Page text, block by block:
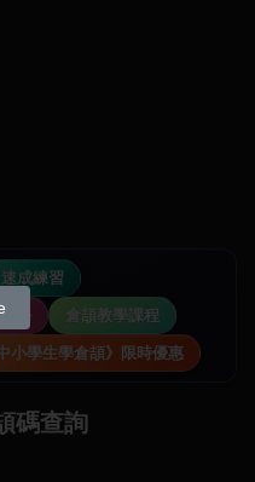
速成練習
學
倉頡教學課程
中小學生學倉頡》限時優惠
碼查詢